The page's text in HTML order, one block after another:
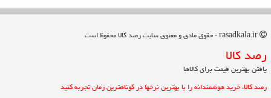
رصد كالا
یافتن بهترین قیمت برای کالاها
رصد کالا، خرید هوشمندانه را با بهترین نرخها در کوتاهترین زمان تجربه کنید